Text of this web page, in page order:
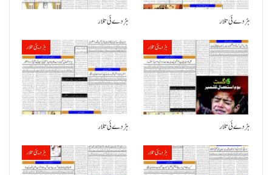
ہڑدے ئی تلار ہڑدے ئی تلار
ہڑدیئی تلار
ہڑدے ئی تلار
ہڑدیئی تلار
ہڑدے ئی تلار
ہڑدیئی تلار ہڑدیئی تلار